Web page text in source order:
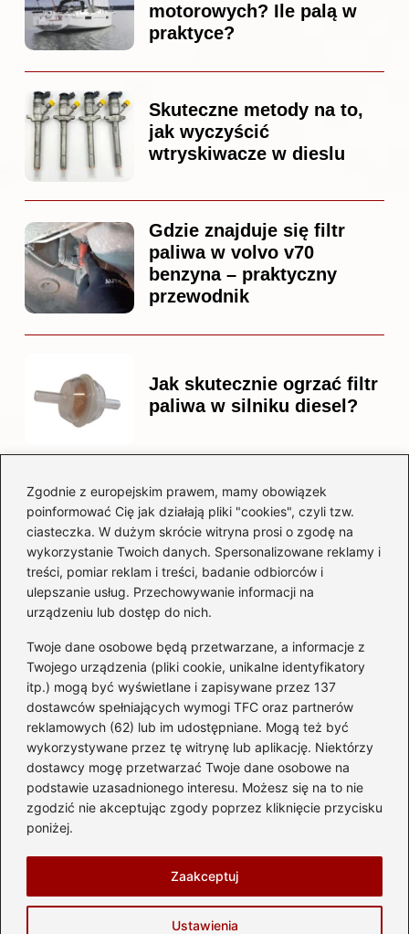
Zgodnie z europejskim prawem, mamy obowiązek
poinformować Cię jak działają pliki "cookies", czyli tzw.
ciasteczka. W dużym skrócie witryna prosi o zgodę na
wykorzystanie Twoich danych. Spersonalizowane reklamy i
treści, pomiar reklam i treści, badanie odbiorców i
ulepszanie usług. Przechowywanie informacji na
urządzeniu lub dostęp do nich.
Twoje dane osobowe będą przetwarzane, a informacje z
Twojego urządzenia (pliki cookie, unikalne identyfikatory
itp.) mogą być wyświetlane i zapisywane przez 137
dostawców spełniających wymogi TFC oraz partnerów
reklamowych (62) lub im udostępniane. Mogą też być
wykorzystywane przez tę witrynę lub aplikację. Niektórzy
dostawcy mogę przetwarzać Twoje dane osobowe na
podstawie uzasadnionego interesu. Możesz się na to nie
zgodzić nie akceptując zgody poprzez kliknięcie przycisku
poniżej.
Ustawienia
Zaakceptuj
motorowych? Ile palą w
praktyce?
Skuteczne metody na to,
jak wyczyścić
wtryskiwacze w dieslu
Gdzie znajduje się filtr
paliwa w volvo v70
benzyna – praktyczny
przewodnik
Jak skutecznie ogrzać filtr
paliwa w silniku diesel?
Czy warto kupować
diesla? Przewodnik dla
przyszłych właścicieli
Kategorie
Akumulator(74)
Benzyna i Diesel(87)
Motocykle(49)
Opony(81)
Prawo jazdy(77)
Samochody(238)
Silnik(83)
Prywatność Zasady użytkowania